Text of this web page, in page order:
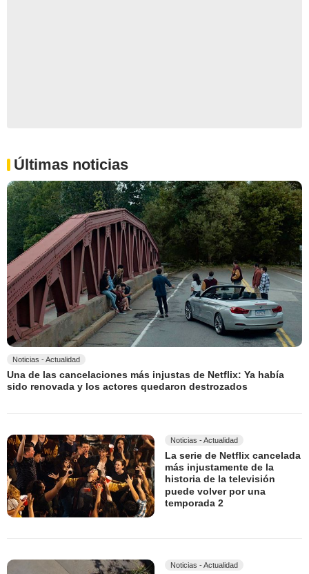
Últimas noticias
Noticias - Actualidad
Una de las cancelaciones más injustas de Netflix: Ya había
sido renovada y los actores quedaron destrozados
Noticias - Actualidad
La serie de Netflix cancelada
más injustamente de la
historia de la televisión
puede volver por una
temporada 2
Noticias - Actualidad